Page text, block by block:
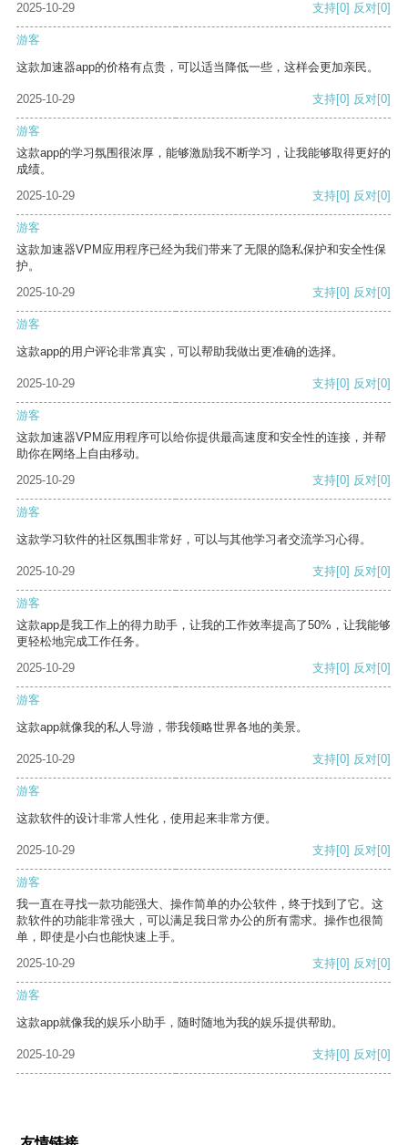
2025-10-29 支持[0] 反对[0]
游客
这款加速器app的价格有点贵，可以适当降低一些，这样会更加亲民。
2025-10-29 支持[0] 反对[0]
游客
这款app的学习氛围很浓厚，能够激励我不断学习，让我能够取得更好的
成绩。
2025-10-29
支持[0] 反对[0]
游客
这款加速器VPM应用程序已经为我们带来了无限的隐私保护和安全性保
护。
2025-10-29
支持[0] 反对[0]
游客
这款app的用户评论非常真实，可以帮助我做出更准确的选择。
2025-10-29 支持[0] 反对[0]
游客
这款加速器VPM应用程序可以给你提供最高速度和安全性的连接，并帮
助你在网络上自由移动。
2025-10-29
支持[0] 反对[0]
游客
这款学习软件的社区氛围非常好，可以与其他学习者交流学习心得。
2025-10-29 支持[0] 反对[0]
游客
这款app是我工作上的得力助手，让我的工作效率提高了50%，让我能够
更轻松地完成工作任务。
2025-10-29
支持[0] 反对[0]
游客
这款app就像我的私人导游，带我领略世界各地的美景。
2025-10-29 支持[0] 反对[0]
游客
这款软件的设计非常人性化，使用起来非常方便。
2025-10-29 支持[0] 反对[0]
游客
我一直在寻找一款功能强大、操作简单的办公软件，终于找到了它。这
款软件的功能非常强大，可以满足我日常办公的所有需求。操作也很简
单，即使是小白也能快速上手。
2025-10-29
支持[0] 反对[0]
游客
这款app就像我的娱乐小助手，随时随地为我的娱乐提供帮助。
2025-10-29 支持[0] 反对[0]